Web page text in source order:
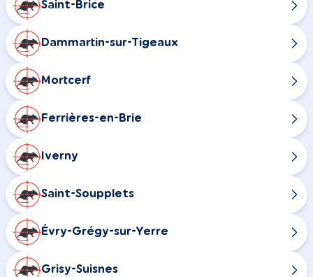
Saint-Brice
Dammartin-sur-Tigeaux
Mortcerf
Ferrières-en-Brie
Iverny
Saint-Soupplets
Évry-Grégy-sur-Yerre
Grisy-Suisnes